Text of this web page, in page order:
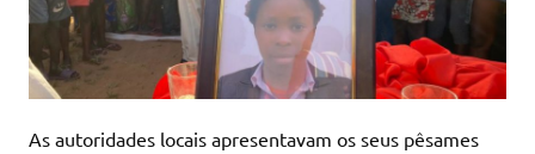
As autoridades locais apresentavam os seus pêsames